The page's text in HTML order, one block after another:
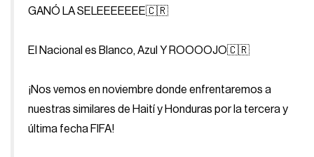
GANÓ LA SELEEEEEEE🇨🇷
El Nacional es Blanco, Azul Y ROOOOJO🇨🇷
¡Nos vemos en noviembre donde enfrentaremos a
nuestras similares de Haití y Honduras por la tercera y
última fecha FIFA!